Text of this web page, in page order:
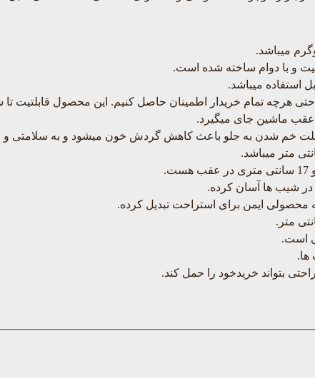
استفاده میباشد.
هرچه تمام خریدار اطمینان حاصل کنیم. این محصول قابلتیت
عقب ماشین جای میگیرد.
بعلت خم شدن به جلو باعث کاهش گردش خون میشود و به سلامتی و
در شیب ها آسان کرده.
ایمن برای استراحت تبدیل کرده.
است.
بتواند خریدخود را حمل کند.